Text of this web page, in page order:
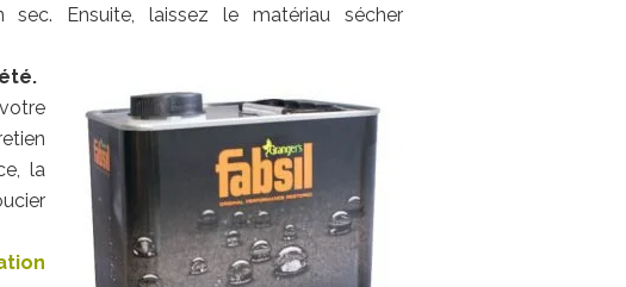
sec. Ensuite, laissez le matériau sécher
la